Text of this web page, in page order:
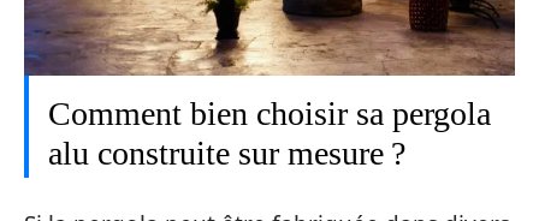
Comment bien choisir sa pergola
alu construite sur mesure ?